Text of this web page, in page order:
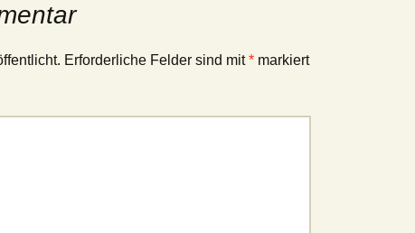
Erforderliche Felder sind mit* markiert